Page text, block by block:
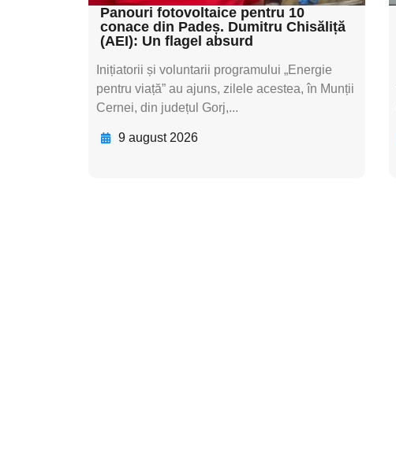
Panouri fotovoltaice pentru 10
conace din Padeș. Dumitru Chisăliță
(AEI): Un flagel absurd
Inițiatorii și voluntarii programului „Energie
pentru viață” au ajuns, zilele acestea, în Munții
Cernei, din județul Gorj,...
9 august 2026